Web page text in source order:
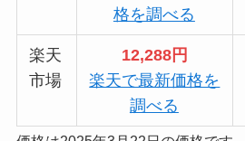
格を調べる
楽天
市場
12,288円
楽天で最新価格を
調べる